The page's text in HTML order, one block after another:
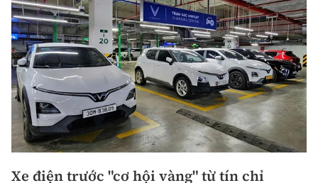
Xe điện trước "cơ hội vàng" từ tín chỉ